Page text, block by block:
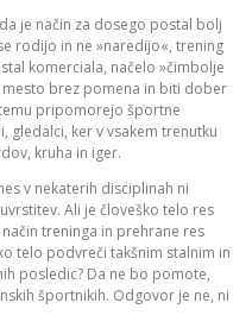
je način za dosego postal bolj
rodijo in ne »naredijo«, trening
komerciala, načelo »čimbolje
brez pomena in biti dober
pripomorejo športne
gledalci, ker v vsakem trenutku
kruha in iger.
v nekaterih disciplinah ni
Ali je človeško telo res
treninga in prehrane res
telo podvreči takšnim stalnim in
posledic? Da ne bo pomote,
športnikih. Odgovor je ne, ni